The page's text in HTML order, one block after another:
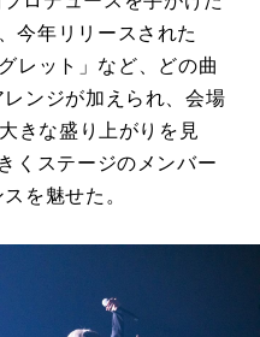
今年リリースされた
レット」など、どの曲
ンジが加えられ、会場
きな盛り上がりを見
くステージのメンバー
を魅せた。